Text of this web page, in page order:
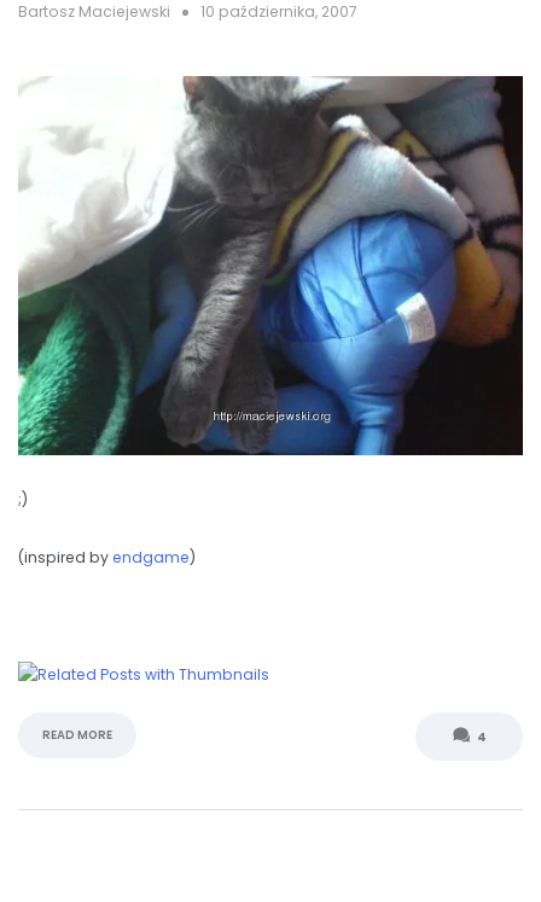
Bartosz Maciejewski 10 października, 2007
;)
(inspired byendgame)
READ MORE 4